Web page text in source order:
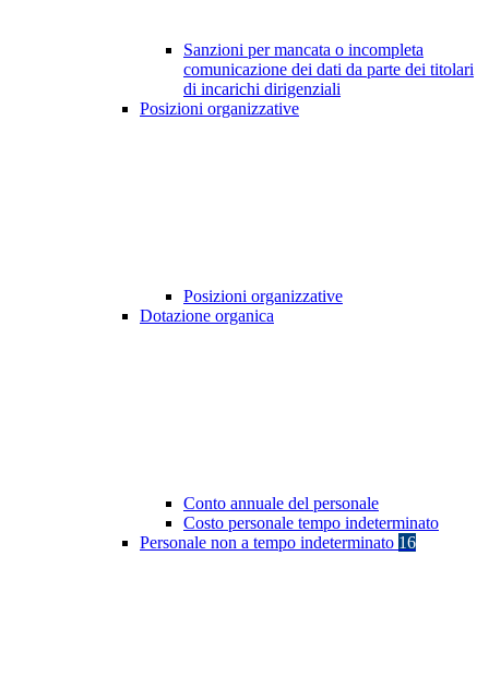
Sanzioni per mancata o incompleta
comunicazione dei dati da parte dei titolari
di incarichi dirigenziali
Posizioni organizzative
Posizioni organizzative
Dotazione organica
Conto annuale del personale
Costo personale tempo indeterminato
Personale non a tempo indeterminato 16